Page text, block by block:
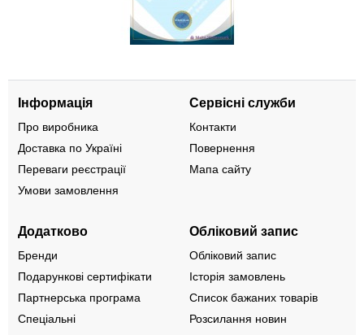
Інформація
Про виробника
Доставка по Україні
Переваги реєстрації
Умови замовлення
Сервісні служби
Контакти
Повернення
Мапа сайту
Додатково
Бренди
Подарункові сертифікати
Партнерська програма
Спеціальні
Обліковий запис
Обліковий запис
Історія замовлень
Список бажаних товарів
Розсилання новин